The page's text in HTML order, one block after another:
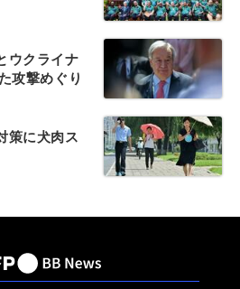
ウクライナ
攻撃めぐり
策に犬肉ス